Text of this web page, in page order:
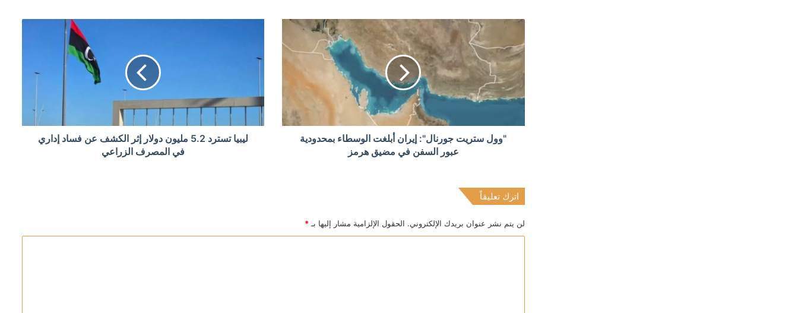
منذ 17 ساعة
رئيس الشاباك: موافقة حماس على نزع السلاح “خدعة” لكسب الوقت
الكويت تخصص 2.5 مليون دولار لدعم الاستجابة الإنسانية في سوريا
منذ 17 ساعة
"وول ستريت جورنال": إيران أبلغت الوسطاء بمحدودية
عبور السفن في مضيق هرمز
ليبيا تسترد 5.2 مليون دولار إثر الكشف عن فساد إداري
في المصرف الزراعي
اترك تعليقاً
لن يتم نشر عنوان بريدك الإلكتروني. الحقول الإلزامية مشار إليها بـ *